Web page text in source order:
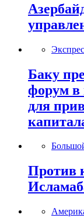
Баку
форум в
для
Против